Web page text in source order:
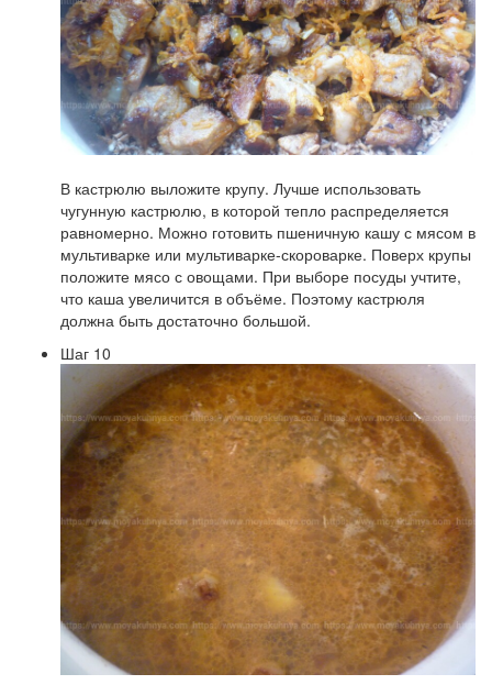
В кастрюлю выложите крупу. Лучше использовать
чугунную кастрюлю, в которой тепло распределяется
равномерно. Можно готовить пшеничную кашу с мясом в
мультиварке или мультиварке-скороварке. Поверх крупы
положите мясо с овощами. При выборе посуды учтите,
что каша увеличится в объёме. Поэтому кастрюля
должна быть достаточно большой.
Шаг 10